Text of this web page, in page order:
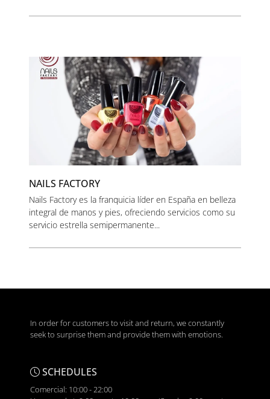
NAILS FACTORY
Nails Factory es la franquicia líder en España en belleza
integral de manos y pies, ofreciendo servicios como su
servicio estrella semipermanente...
In order for customers to visit and return, we constantly
seek to surprise them and provide them with emotions.
SCHEDULES
Comercial: 10:00 - 22:00